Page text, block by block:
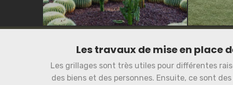
Les travaux de mise en place
Les grillages sont très utiles pour différentes
des biens et des personnes. Ensuite, ce sont